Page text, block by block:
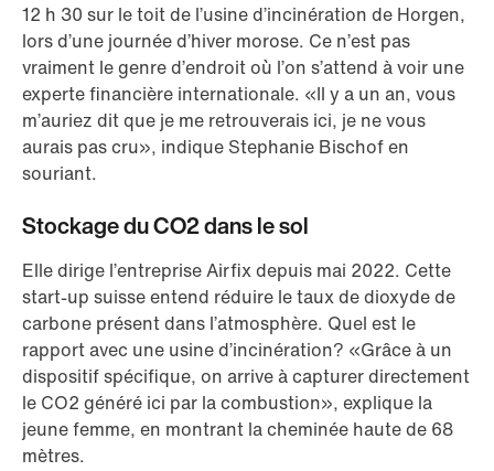
12 h 30 sur le toit de l’usine d’incinération de Horgen,
lors d’une journée d’hiver morose. Ce n’est pas
vraiment le genre d’endroit où l’on s’attend à voir une
experte financière internationale. «Il y a un an, vous
m’auriez dit que je me retrouverais ici, je ne vous
aurais pas cru», indique Stephanie Bischof en
souriant.
Stockage du CO2 dans le sol
Elle dirige l’entreprise Airfix depuis mai 2022. Cette
start-up suisse entend réduire le taux de dioxyde de
carbone présent dans l’atmosphère. Quel est le
rapport avec une usine d’incinération? «Grâce à un
dispositif spécifique, on arrive à capturer directement
le CO2 généré ici par la combustion», explique la
jeune femme, en montrant la cheminée haute de 68
mètres.